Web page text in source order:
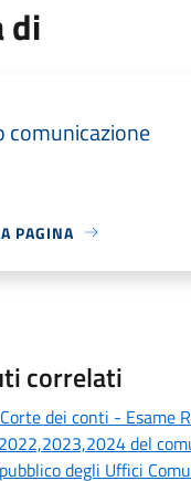
di
comunicazione
PAGINA
correlati
dei conti - Esame
del
degli Uffici